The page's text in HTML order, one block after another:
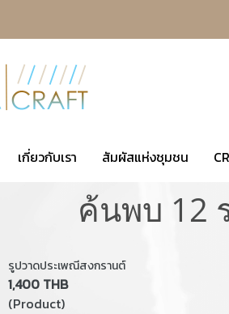
เกี่ยวกับเรา สัมผัสแห่งชุมชน
ค้นพบ 12
รูปวาดประเพณีสงกรานต์
1,400 THB
(Product)